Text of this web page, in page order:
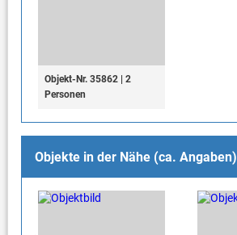
Objekt-Nr. 35862 | 2
Personen
Objekte in der Nähe (ca. Angaben)